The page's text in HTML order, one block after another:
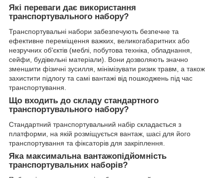
Які переваги дає використання
транспортувального набору?
Транспортувальні набори забезпечують безпечне та
ефективне переміщення важких, великогабаритних або
незручних об'єктів (меблі, побутова техніка, обладнання,
сейфи, будівельні матеріали). Вони дозволяють значно
зменшити фізичні зусилля, мінімізувати ризик травм, а також
захистити підлогу та самі вантажі від пошкоджень під час
транспортування.
Що входить до складу стандартного
транспортувального набору?
Стандартний транспортувальний набір складається з
платформи, на якій розміщується вантаж, шасі для його
транспортування та фіксаторів для закріплення.
Яка максимальна вантажопідйомність
транспортувальних наборів?